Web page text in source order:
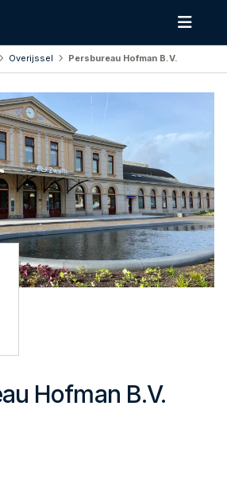
Overijssel Persbureau Hofman B.V.
Hofman B.V.